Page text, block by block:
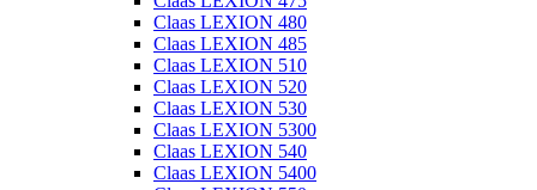
Claas LEXION 480
Claas LEXION 485
Claas LEXION 510
Claas LEXION 520
Claas LEXION 530
Claas LEXION 5300
Claas LEXION 540
Claas LEXION 5400